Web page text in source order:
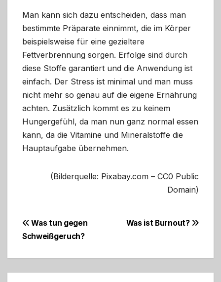
Man kann sich dazu entscheiden, dass man
bestimmte Präparate einnimmt, die im Körper
beispielsweise für eine gezieltere
Fettverbrennung sorgen. Erfolge sind durch
diese Stoffe garantiert und die Anwendung ist
einfach. Der Stress ist minimal und man muss
nicht mehr so genau auf die eigene Ernährung
achten. Zusätzlich kommt es zu keinem
Hungergefühl, da man nun ganz normal essen
kann, da die Vitamine und Mineralstoffe die
Hauptaufgabe übernehmen.
(Bilderquelle: Pixabay.com – CC0 Public
Domain)
Beitragsnavigation
Was ist Burnout?
Was tun gegen
Schweißgeruch?